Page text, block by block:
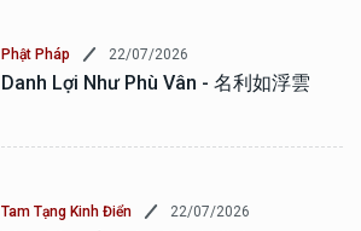
Phật Pháp 22/07/2026
Danh Lợi Như Phù Vân - 名利如浮雲
Tam Tạng Kinh Điển 22/07/2026